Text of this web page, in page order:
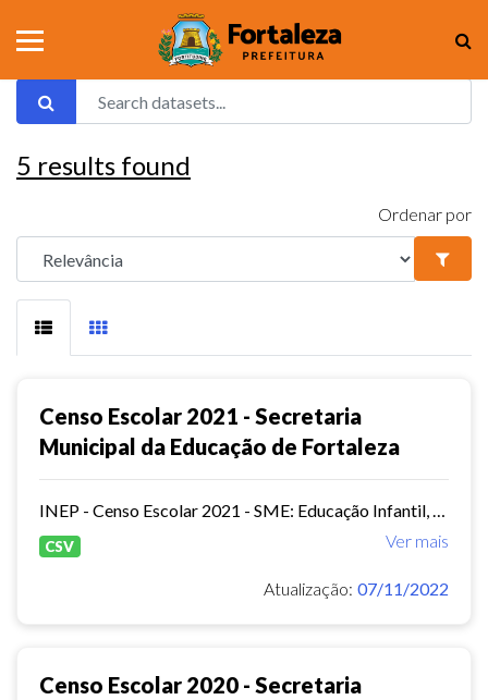
5 results found
Ordenar por
Censo Escolar 2021 - Secretaria
Municipal da Educação de Fortaleza
Ver mais
CSV
Atualização: 07/11/2022
Censo Escolar 2020 - Secretaria